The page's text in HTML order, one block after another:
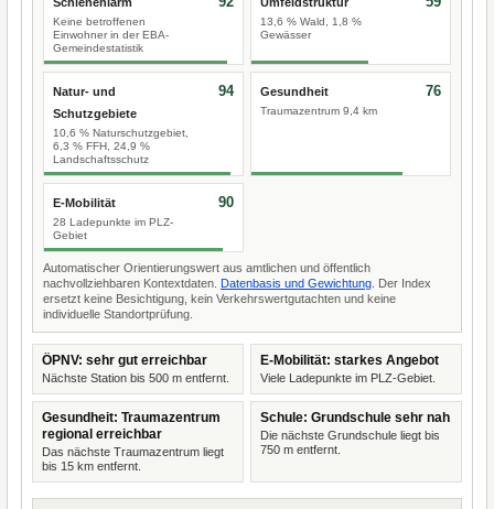
Keine betroffenen
Einwohner in der EBA-
Gemeindestatistik
13,6 % Wald, 1,8 %
Gewässer
Natur- und
Schutzgebiete
10,6 % Naturschutzgebiet,
6,3 % FFH, 24,9 %
Landschaftsschutz
94 Gesundheit
Traumazentrum 9,4 km
76
E-Mobilität
28 Ladepunkte im PLZ-
Gebiet
90
Automatischer Orientierungswert aus amtlichen und öffentlich
nachvollziehbaren Kontextdaten. Datenbasis und Gewichtung . Der Index
ersetzt keine Besichtigung, kein Verkehrswertgutachten und keine
individuelle Standortprüfung.
ÖPNV: sehr gut erreichbar
Nächste Station bis 500 m entfernt.
E-Mobilität: starkes Angebot
Viele Ladepunkte im PLZ-Gebiet.
Gesundheit: Traumazentrum
regional erreichbar
Das nächste Traumazentrum liegt
bis 15 km entfernt.
Schule: Grundschule sehr nah
Die nächste Grundschule liegt bis
750 m entfernt.